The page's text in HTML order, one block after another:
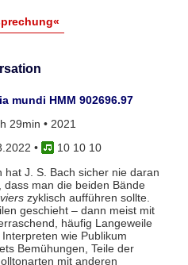
mundi HMM 902696.97
29min • 2021
•
10 10 10
hat J. S. Bach sicher nie daran
dass man die beiden Bände
zyklisch aufführen sollte.
geschieht – dann meist mit
häufig Langeweile
wie Publikum
Bemühungen, Teile der
mit anderen